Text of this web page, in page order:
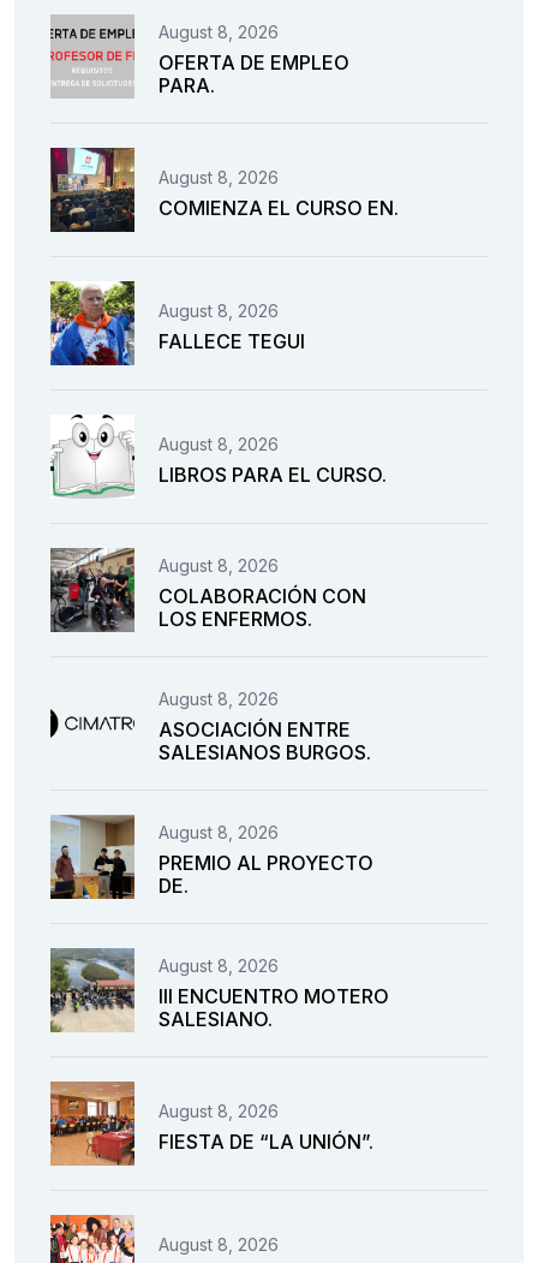
August 8, 2026
OFERTA DE EMPLEO
PARA.
August 8, 2026
COMIENZA EL CURSO EN.
August 8, 2026
FALLECE TEGUI
August 8, 2026
LIBROS PARA EL CURSO.
August 8, 2026
COLABORACIÓN CON
LOS ENFERMOS.
August 8, 2026
ASOCIACIÓN ENTRE
SALESIANOS BURGOS.
August 8, 2026
PREMIO AL PROYECTO
DE.
August 8, 2026
III ENCUENTRO MOTERO
SALESIANO.
August 8, 2026
FIESTA DE “LA UNIÓN”.
August 8, 2026